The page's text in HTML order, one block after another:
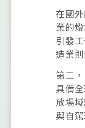
在國
業的
引發
造業
第二
具備
放場
與自